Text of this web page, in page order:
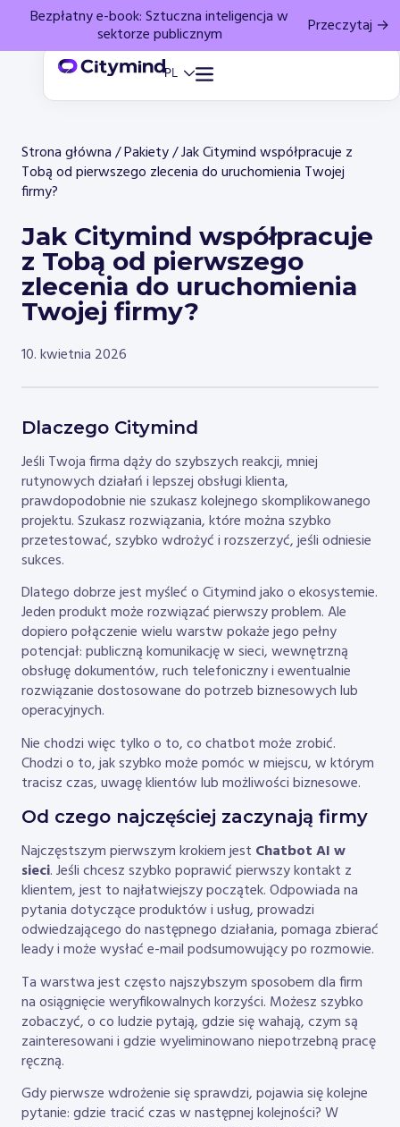
Bezpłatny e-book: Sztuczna inteligencja w
sektorze publicznym Przeczytaj →
Strona główna/Pakiety/Jak Citymind współpracuje z
Tobą od pierwszego zlecenia do uruchomienia Twojej
firmy?
Jak Citymind współpracuje
z Tobą od pierwszego
zlecenia do uruchomienia
Twojej firmy?
10. kwietnia 2026
Dlaczego Citymind
Jeśli Twoja firma dąży do szybszych reakcji, mniej
rutynowych działań i lepszej obsługi klienta,
prawdopodobnie nie szukasz kolejnego skomplikowanego
projektu. Szukasz rozwiązania, które można szybko
przetestować, szybko wdrożyć i rozszerzyć, jeśli odniesie
sukces.
Dlatego dobrze jest myśleć o Citymind jako o ekosystemie.
Jeden produkt może rozwiązać pierwszy problem. Ale
dopiero połączenie wielu warstw pokaże jego pełny
potencjał: publiczną komunikację w sieci, wewnętrzną
obsługę dokumentów, ruch telefoniczny i ewentualnie
rozwiązanie dostosowane do potrzeb biznesowych lub
operacyjnych.
Nie chodzi więc tylko o to, co chatbot może zrobić.
Chodzi o to, jak szybko może pomóc w miejscu, w którym
tracisz czas, uwagę klientów lub możliwości biznesowe.
Od czego najczęściej zaczynają firmy
Najczęstszym pierwszym krokiem jest Chatbot AI w
sieci. Jeśli chcesz szybko poprawić pierwszy kontakt z
klientem, jest to najłatwiejszy początek. Odpowiada na
pytania dotyczące produktów i usług, prowadzi
odwiedzającego do następnego działania, pomaga zbierać
leady i może wysłać e-mail podsumowujący po rozmowie.
Ta warstwa jest często najszybszym sposobem dla firm
na osiągnięcie weryfikowalnych korzyści. Możesz szybko
zobaczyć, o co ludzie pytają, gdzie się wahają, czym są
zainteresowani i gdzie wyeliminowano niepotrzebną pracę
ręczną.
Gdy pierwsze wdrożenie się sprawdzi, pojawia się kolejne
pytanie: gdzie tracić czas w następnej kolejności? W